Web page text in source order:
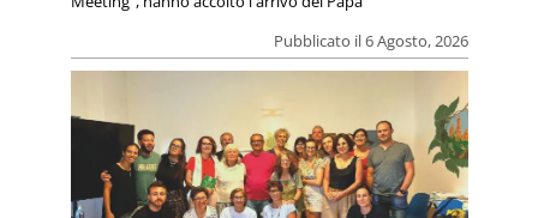
Pubblicato il 6 Agosto, 2026